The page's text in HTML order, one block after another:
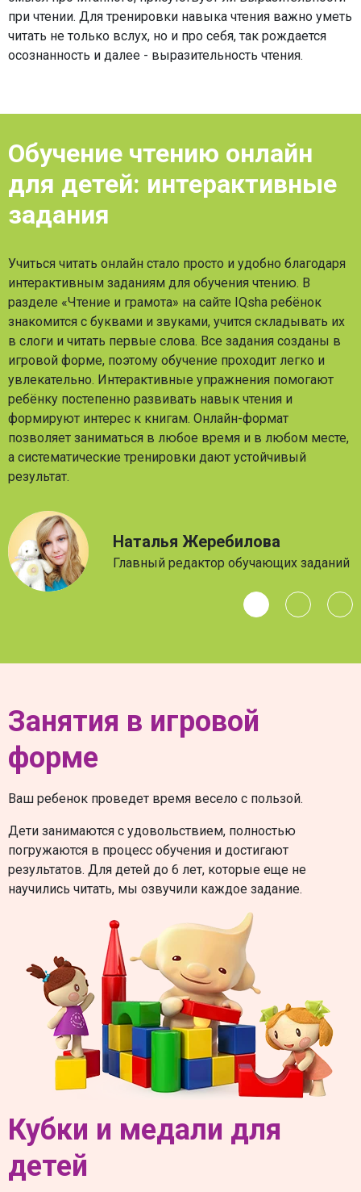
при чтении. Для тренировки навыка чтения важно уметь
читать не только вслух, но и про себя, так рождается
осознанность и далее - выразительность чтения.
Обучение чтению онлайн
для детей: интерактивные
задания
Учиться читать онлайн стало просто и удобно благодаря
интерактивным заданиям для обучения чтению. В
разделе «Чтение и грамота» на сайте IQsha ребёнок
знакомится с буквами и звуками, учится складывать их
в слоги и читать первые слова. Все задания созданы в
игровой форме, поэтому обучение проходит легко и
увлекательно. Интерактивные упражнения помогают
ребёнку постепенно развивать навык чтения и
формируют интерес к книгам. Онлайн-формат
позволяет заниматься в любое время и в любом месте,
а систематические тренировки дают устойчивый
результат.
Наталья Жеребилова
Главный редактор обучающих заданий
Занятия в игровой
форме
Ваш ребенок проведет время весело с пользой.
Дети занимаются с удовольствием, полностью
погружаются в процесс обучения и достигают
результатов. Для детей до 6 лет, которые еще не
научились читать, мы озвучили каждое задание.
Кубки и медали для
детей